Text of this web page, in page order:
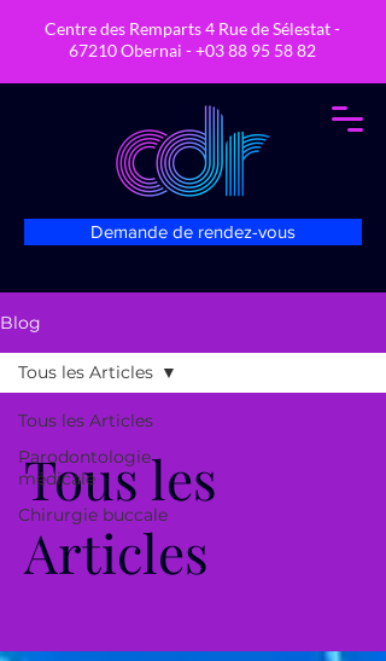
Centre des Remparts 4 Rue de Sélestat -
67210 Obernai -+03 88 95 58 82
Demande de rendez-vous
Blog
Tous les Articles
Parodontologie
médicale
Chirurgie buccale
Tous les Articles
Tous les
Articles